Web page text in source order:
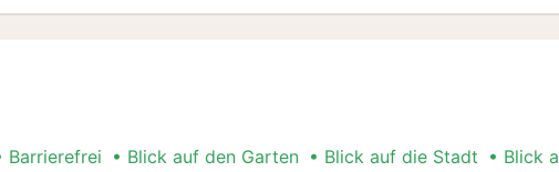
Barrierefrei Blick auf den Garten Blick auf die Stadt Blick